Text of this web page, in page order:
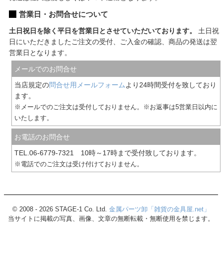
営業日・お問合せについて
土日祝日を除く平日を営業日とさせていただいております。
土日祝
日にいただきましたご注文の受付、ご入金の確認、商品の発送は翌
営業日となります。
メールでのお問合せ
当店規定の問合せ用メールフォームより24時間受付を致しており
ます。
※メールでのご注文は受付しておりません。※お返事は5営業日以内に
いたします。
お電話のお問合せ
TEL.06-6779-7321 10時～17時まで受付致しております。
※電話でのご注文は受け付けておりません。
© 2008 - 2026 STAGE-1 Co. Ltd. 金属パーツ卸「雑貨の金具屋.net」
当サイトに掲載の写真、画像、文章の無断転載・無断使用を禁じます。